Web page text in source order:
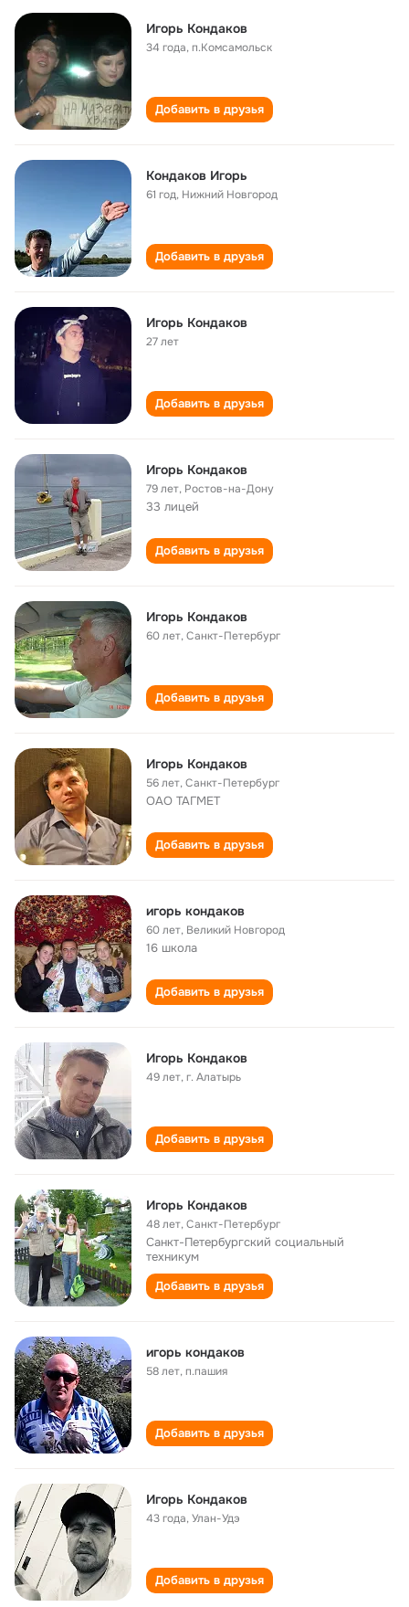
Игорь Кондаков
34 года,п.Комсамольск
Добавить в друзья
Кондаков Игорь
61 год, Нижний Новгород
Добавить в друзья
Игорь Кондаков
27 лет
Добавить в друзья
Игорь Кондаков
79 лет, Ростов-на-Дону
33 лицей
Добавить в друзья
Игорь Кондаков
60 лет,Санкт-Петербург
Добавить в друзья
Игорь Кондаков
56 лет,Санкт-Петербург
ОАО ТАГМЕТ
Добавить в друзья
игорь кондаков
60 лет, Великий Новгород
16 школа
Добавить в друзья
Игорь Кондаков
49 лет,г. Алатырь
Добавить в друзья
Игорь Кондаков
48 лет,Санкт-Петербург
Санкт-Петербургский социальный
техникум
Добавить в друзья
игорь кондаков
58 лет,п.пашия
Добавить в друзья
Игорь Кондаков
43 года,Улан-Удэ
Добавить в друзья